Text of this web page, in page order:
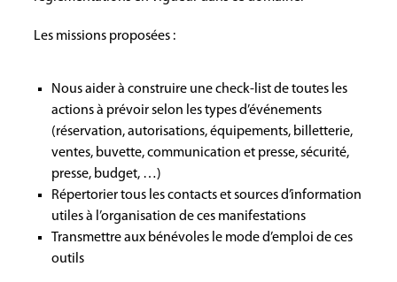
Les missions proposées :
Nous aider à construire une check-list de toutes les
actions à prévoir selon les types d’événements
(réservation, autorisations, équipements, billetterie,
ventes, buvette, communication et presse, sécurité,
presse, budget, …)
Répertorier tous les contacts et sources d’information
utiles à l’organisation de ces manifestations
Transmettre aux bénévoles le mode d’emploi de ces
outils